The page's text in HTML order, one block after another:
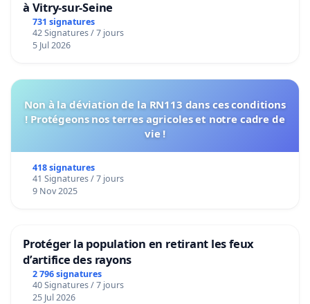
à Vitry-sur-Seine
731 signatures
42 Signatures / 7 jours
5 Jul 2026
Non à la déviation de la RN113 dans ces conditions
! Protégeons nos terres agricoles et notre cadre de
vie !
418 signatures
41 Signatures / 7 jours
9 Nov 2025
Protéger la population en retirant les feux
d’artifice des rayons
2 796 signatures
40 Signatures / 7 jours
25 Jul 2026